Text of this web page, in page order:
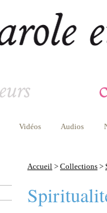
Vidéos Audios
Accueil > Collections >